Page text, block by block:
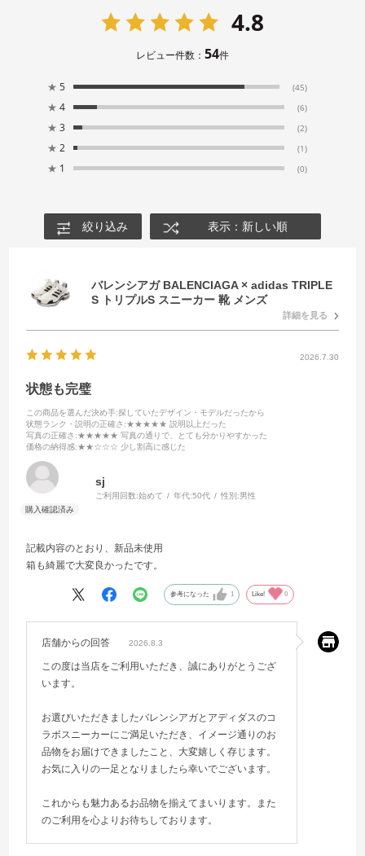
4.8
レビュー件数： 54件
★ 5 (45)
★ 4 (6)
★ 3 (2)
★ 2 (1)
★ 1 (0)
絞り込み 表示：新しい順
バレンシアガ BALENCIAGA × adidas TRIPLE
S トリプルS スニーカー 靴 メンズ
詳細を見る
2026.7.30
状態も完璧
この商品を選んだ決め手:探していたデザイン・モデルだったから
状態ランク・説明の正確さ :★★★★★ 説明以上だった
写真の正確さ :★★★★★ 写真の通りで、とても分かりやすかった
価格の納得感:★★☆☆☆ 少し割高に感じた
sj
ご利用回数:始めて 年代:50代 性別:男性
記載内容のとおり、新品未使用
箱も綺麗で大変良かったです。
参考になった 1 Like! 0
店舗からの回答 2026.8.3
この度は当店をご利用いただき、誠にありがとうござ
います。
お選びいただきましたバレンシアガとアディダスのコ
ラボスニーカーにご満足いただき、イメージ通りのお
品物をお届けできましたこと、大変嬉しく存じます。
お気に入りの一足となりましたら幸いでございます。
これからも魅力あるお品物を揃えてまいります。また
のご利用を心よりお待ちしております。